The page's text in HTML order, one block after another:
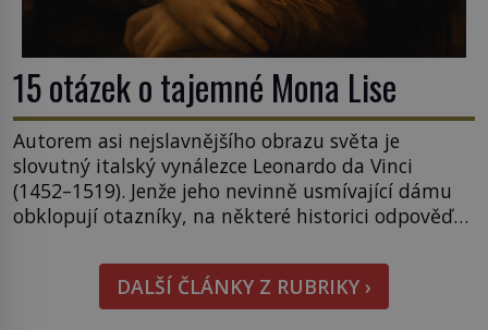
15 otázek o tajemné Mona Lise
Autorem asi nejslavnějšího obrazu světa je
slovutný italský vynálezce Leonardo da Vinci
(1452–1519). Jenže jeho nevinně usmívající dámu
obklopují otazníky, na některé historici odpověď
pověsil Napoleon? Samotný císař Napoleon
Bonaparte (1769–1821) má pro malbu slabost, a
tak si ji ještě jako první konzul přemístí do své
DALŠÍ ČLÁNKY Z RUBRIKY ›